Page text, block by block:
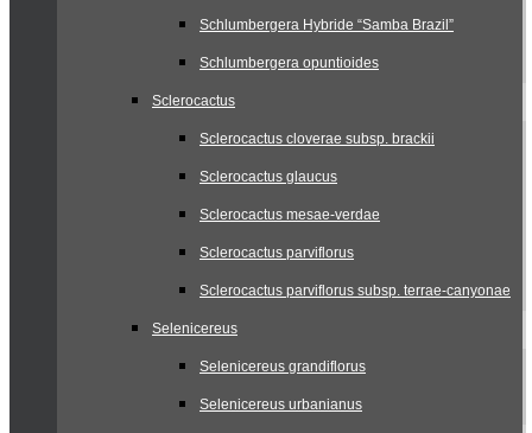
Schlumbergera Hybride “Samba Brazil”
Schlumbergera opuntioides
Sclerocactus
Sclerocactus cloverae subsp. brackii
Sclerocactus glaucus
Sclerocactus mesae-verdae
Sclerocactus parviflorus
Sclerocactus parviflorus subsp. terrae-canyonae
Selenicereus
Selenicereus grandiflorus
Selenicereus urbanianus